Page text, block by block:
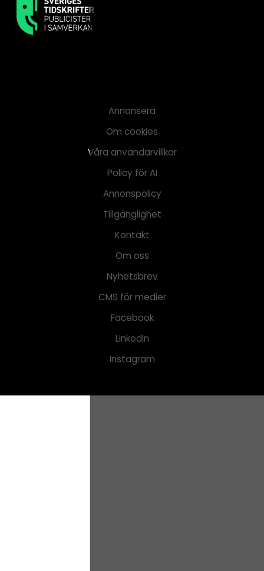
Annonsera
Om cookies
Våra användarvillkor
Policy för AI
Annonspolicy
Tillgänglighet
Kontakt
Om oss
Nyhetsbrev
CMS för medier
Facebook
LinkedIn
Instagram